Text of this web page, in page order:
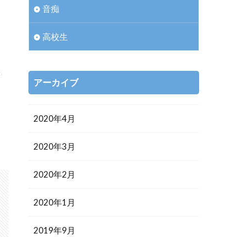
音痴
高校生
アーカイブ
2020年4月
2020年3月
2020年2月
2020年1月
2019年9月